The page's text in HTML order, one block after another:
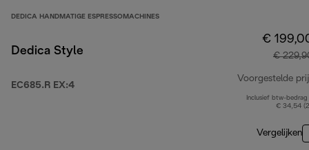
DEDICA HANDMATIGE ESPRESSOMACHINES
Dedica Style
EC685.R EX:4
€
€
Voorgestelde
Inclusief btw-bedrag
€ 34,54
Vergelijken